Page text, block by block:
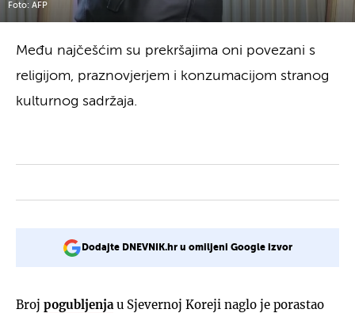
Foto: AFP
Među najčešćim su prekršajima oni povezani s
religijom, praznovjerjem i konzumacijom stranog
kulturnog sadržaja.
Dodajte DNEVNIK.hr u omiljeni Google izvor
Broj pogubljenja u Sjevernoj Koreji naglo je porastao